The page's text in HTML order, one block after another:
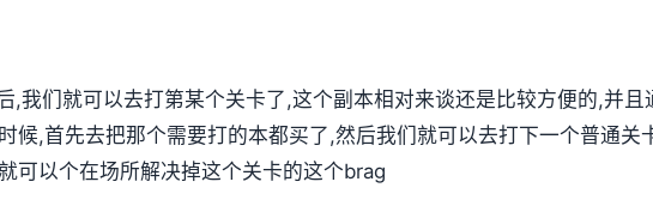
,我们就可以去打第某个关卡了,这个副本相对来谈还是比较方便的,并
候,首先去把那个需要打的本都买了,然后我们就可以去打下一个普通
可以个在场所解决掉这个关卡的这个brag